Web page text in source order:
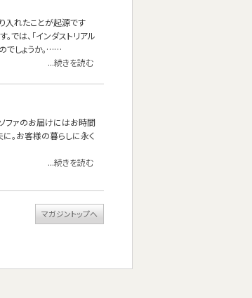
入れたことが起源です
は、「インダストリアル
でしょうか。……
...続きを読む
ファのお届けにはお時間
。お客様の暮らしに永く
...続きを読む
マガジントップへ